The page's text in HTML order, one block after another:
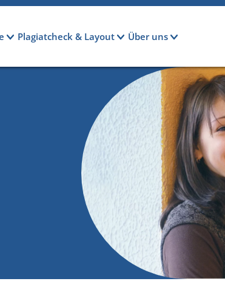
Plagiatcheck & Layout Über uns